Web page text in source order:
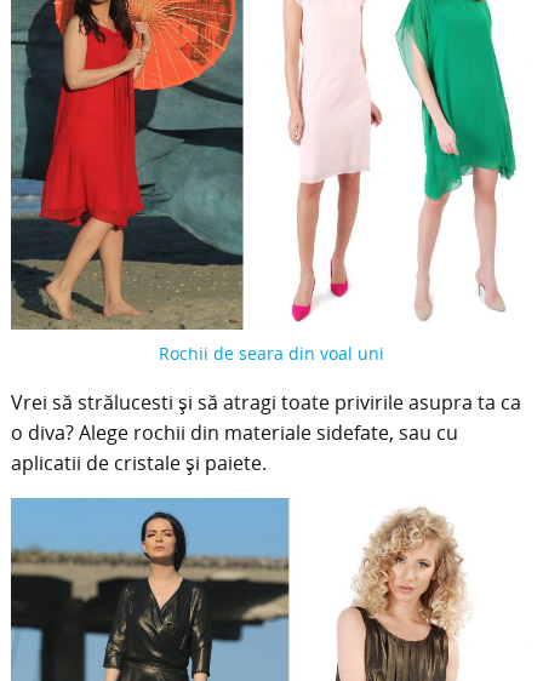
Rochii de seara din voal uni
Vrei să strălucesti și să atragi toate privirile asupra ta ca
o diva? Alege rochii din materiale sidefate, sau cu
aplicatii de cristale și paiete.